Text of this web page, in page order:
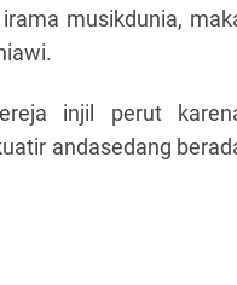
musikdunia,
injil perut
andasedang